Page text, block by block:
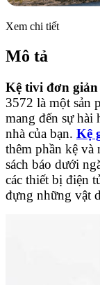
Xem chi tiết
Mô tả
Kệ tivi đơn giản
3572 là một sản
mang đến sự hài
nhà của bạn. Kệ
thêm phần kệ và
sách báo dưới
các thiết bị điện
đựng những vật